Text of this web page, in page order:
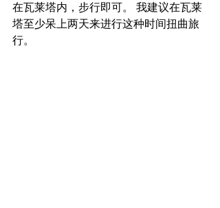
在瓦莱塔内，步行即可。 我建议在瓦莱
塔至少呆上两天来进行这种时间扭曲旅
行。